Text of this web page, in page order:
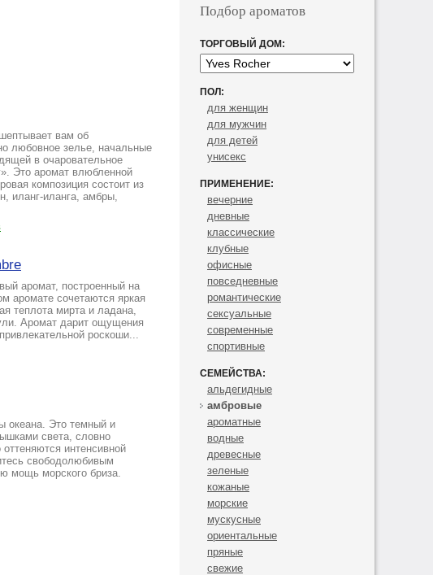
вам об
любовное зелье, начальные
в очаровательное
Это аромат влюбленной
композиция состоит из
иланг-иланга, амбры,
аромат, построенный на
аромате сочетаются яркая
теплота мирта и ладана,
Аромат дарит ощущения
роскоши...
океана. Это темный и
света, словно
интенсивной
свободолюбивым
мощь морского бриза.
Подбор ароматов
ТОРГОВЫЙ ДОМ:
ПОЛ:
для женщин
для мужчин
для детей
унисекс
ПРИМЕНЕНИЕ:
вечерние
дневные
классические
клубные
офисные
повседневные
романтические
сексуальные
современные
спортивные
СЕМЕЙСТВА:
альдегидные
амбровые
ароматные
водные
древесные
зеленые
кожаные
морские
мускусные
ориентальные
пряные
свежие